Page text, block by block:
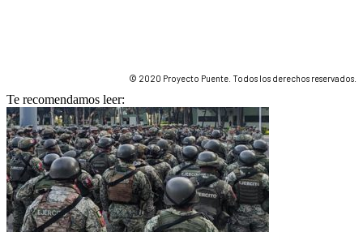
© 2020 Proyecto Puente. Todos los derechos reservados.
Te recomendamos leer: